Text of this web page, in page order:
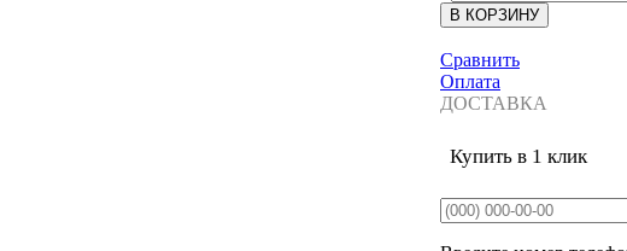
Сравнить
Оплата
ДОСТАВКА
Купить в 1 клик